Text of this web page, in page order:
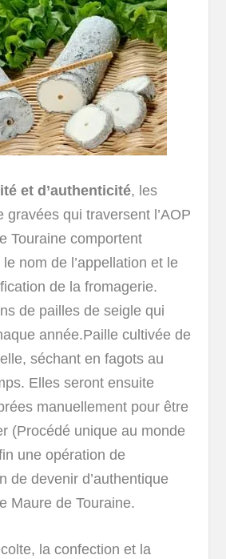
et d’authenticité, les
gravées qui traversent l’AOP
Touraine comportent
nom de l’appellation et le
de la fromagerie.
de pailles de seigle qui
année.Paille cultivée de
séchant en fagots au
Elles seront ensuite
manuellement pour être
(Procédé unique au monde
une opération de
de devenir d’authentique
Maure de Touraine.
la confection et la